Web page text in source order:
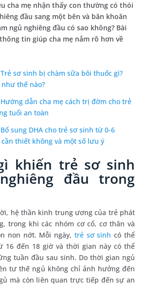
cha mẹ nhận thấy con thường có thói
đầu sang một bên và băn khoăn
ngủ nghiêng đầu có sao không? Bài
tin giúp cha mẹ nắm rõ hơn về
Trẻ sơ sinh bị chàm sữa bôi thuốc gì?
thế nào?
Hướng dẫn cha mẹ cách trị đờm cho trẻ
tuổi an toàn
Bổ sung DHA cho trẻ sơ sinh từ 0-6
thiết không và một số lưu ý
khiến trẻ sơ sinh
đầu trong
hệ thần kinh trung ương của trẻ phát
trong khi các nhóm cơ cổ, cơ thân và
non nớt. Mỗi ngày, trẻ sơ sinh có thể
16 đến 18 giờ và thời gian này có thể
tuần đầu sau sinh. Do thời gian ngủ
tư thế ngủ không chỉ ảnh hưởng đến
mà còn liên quan trực tiếp đến sự an